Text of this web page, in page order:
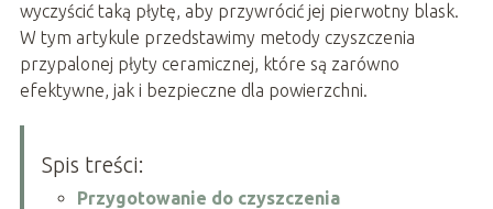
wyczyścić taką płytę, aby przywrócić jej pierwotny blask.
W tym artykule przedstawimy metody czyszczenia
przypalonej płyty ceramicznej, które są zarówno
efektywne, jak i bezpieczne dla powierzchni.
Spis treści:
Przygotowanie do czyszczenia